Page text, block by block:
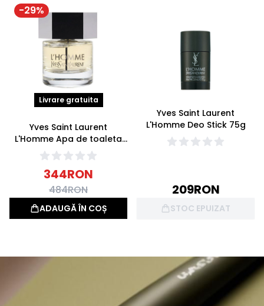
-29%
Livrare gratuita
Yves Saint Laurent
L'Homme Apa de toaleta
60ml
344RON
484RON
ADAUGĂ ÎN COȘ
Yves Saint Laurent
L'Homme Deo Stick 75g
209RON
STOC EPUIZAT